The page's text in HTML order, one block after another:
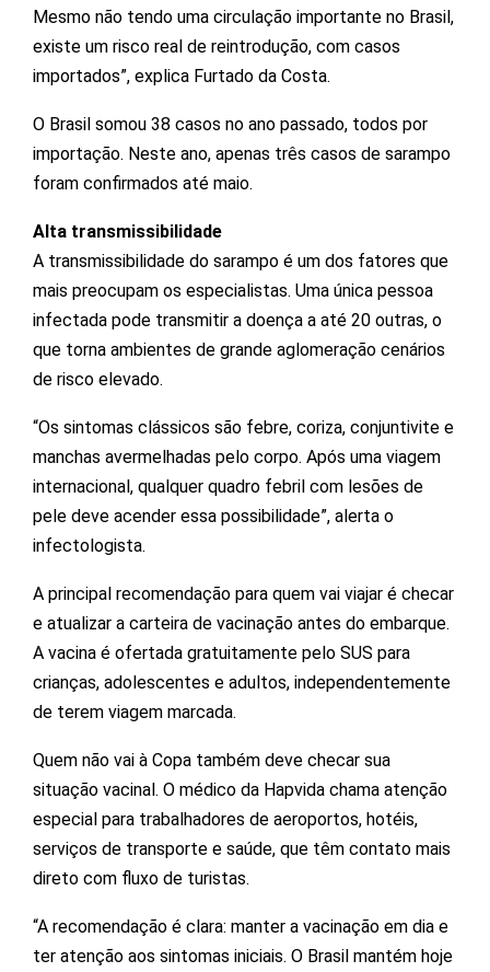
Mesmo não tendo uma circulação importante no Brasil,
existe um risco real de reintrodução, com casos
importados”, explica Furtado da Costa.
O Brasil somou 38 casos no ano passado, todos por
importação. Neste ano, apenas três casos de sarampo
foram confirmados até maio.
Alta transmissibilidade
A transmissibilidade do sarampo é um dos fatores que
mais preocupam os especialistas. Uma única pessoa
infectada pode transmitir a doença a até 20 outras, o
que torna ambientes de grande aglomeração cenários
de risco elevado.
“Os sintomas clássicos são febre, coriza, conjuntivite e
manchas avermelhadas pelo corpo. Após uma viagem
internacional, qualquer quadro febril com lesões de
pele deve acender essa possibilidade”, alerta o
infectologista.
A principal recomendação para quem vai viajar é checar
e atualizar a carteira de vacinação antes do embarque.
A vacina é ofertada gratuitamente pelo SUS para
crianças, adolescentes e adultos, independentemente
de terem viagem marcada.
Quem não vai à Copa também deve checar sua
situação vacinal. O médico da Hapvida chama atenção
especial para trabalhadores de aeroportos, hotéis,
serviços de transporte e saúde, que têm contato mais
direto com fluxo de turistas.
“A recomendação é clara: manter a vacinação em dia e
ter atenção aos sintomas iniciais. O Brasil mantém hoje